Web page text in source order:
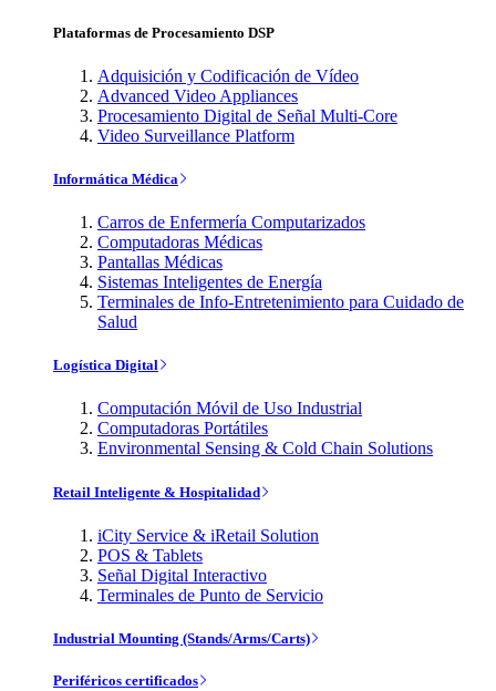
Plataformas de Procesamiento DSP
Adquisición y Codificación de Vídeo
Advanced Video Appliances
Procesamiento Digital de Señal Multi-Core
Video Surveillance Platform
Informática Médica
Carros de Enfermería Computarizados
Computadoras Médicas
Pantallas Médicas
Sistemas Inteligentes de Energía
Terminales de Info-Entretenimiento para Cuidado de
Salud
Logística Digital
Computación Móvil de Uso Industrial
Computadoras Portátiles
Environmental Sensing & Cold Chain Solutions
Retail Inteligente & Hospitalidad
iCity Service & iRetail Solution
POS & Tablets
Señal Digital Interactivo
Terminales de Punto de Servicio
Industrial Mounting (Stands/Arms/Carts)
Periféricos certificados